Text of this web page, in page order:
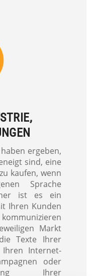
ergeben,
sind, eine
kaufen, wenn
Sprache
ist es ein
Ihren Kunden
Markt
Texte Ihrer
Internet-
oder
Ihrer